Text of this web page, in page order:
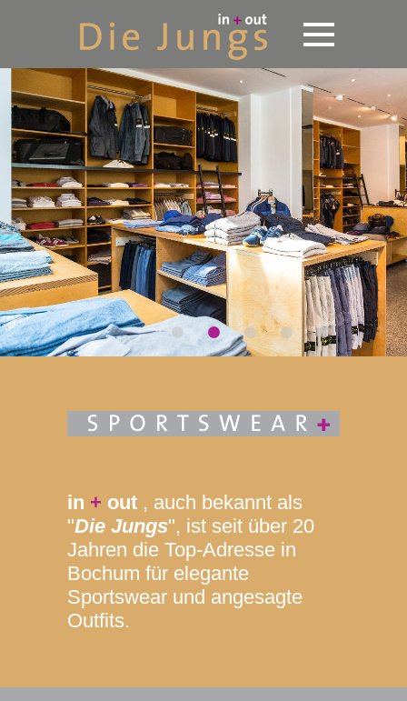
in + out , auch bekannt als
"Die Jungs", ist seit über 20
Jahren die Top-Adresse in
Bochum für elegante
Sportswear und angesagte
Outfits.